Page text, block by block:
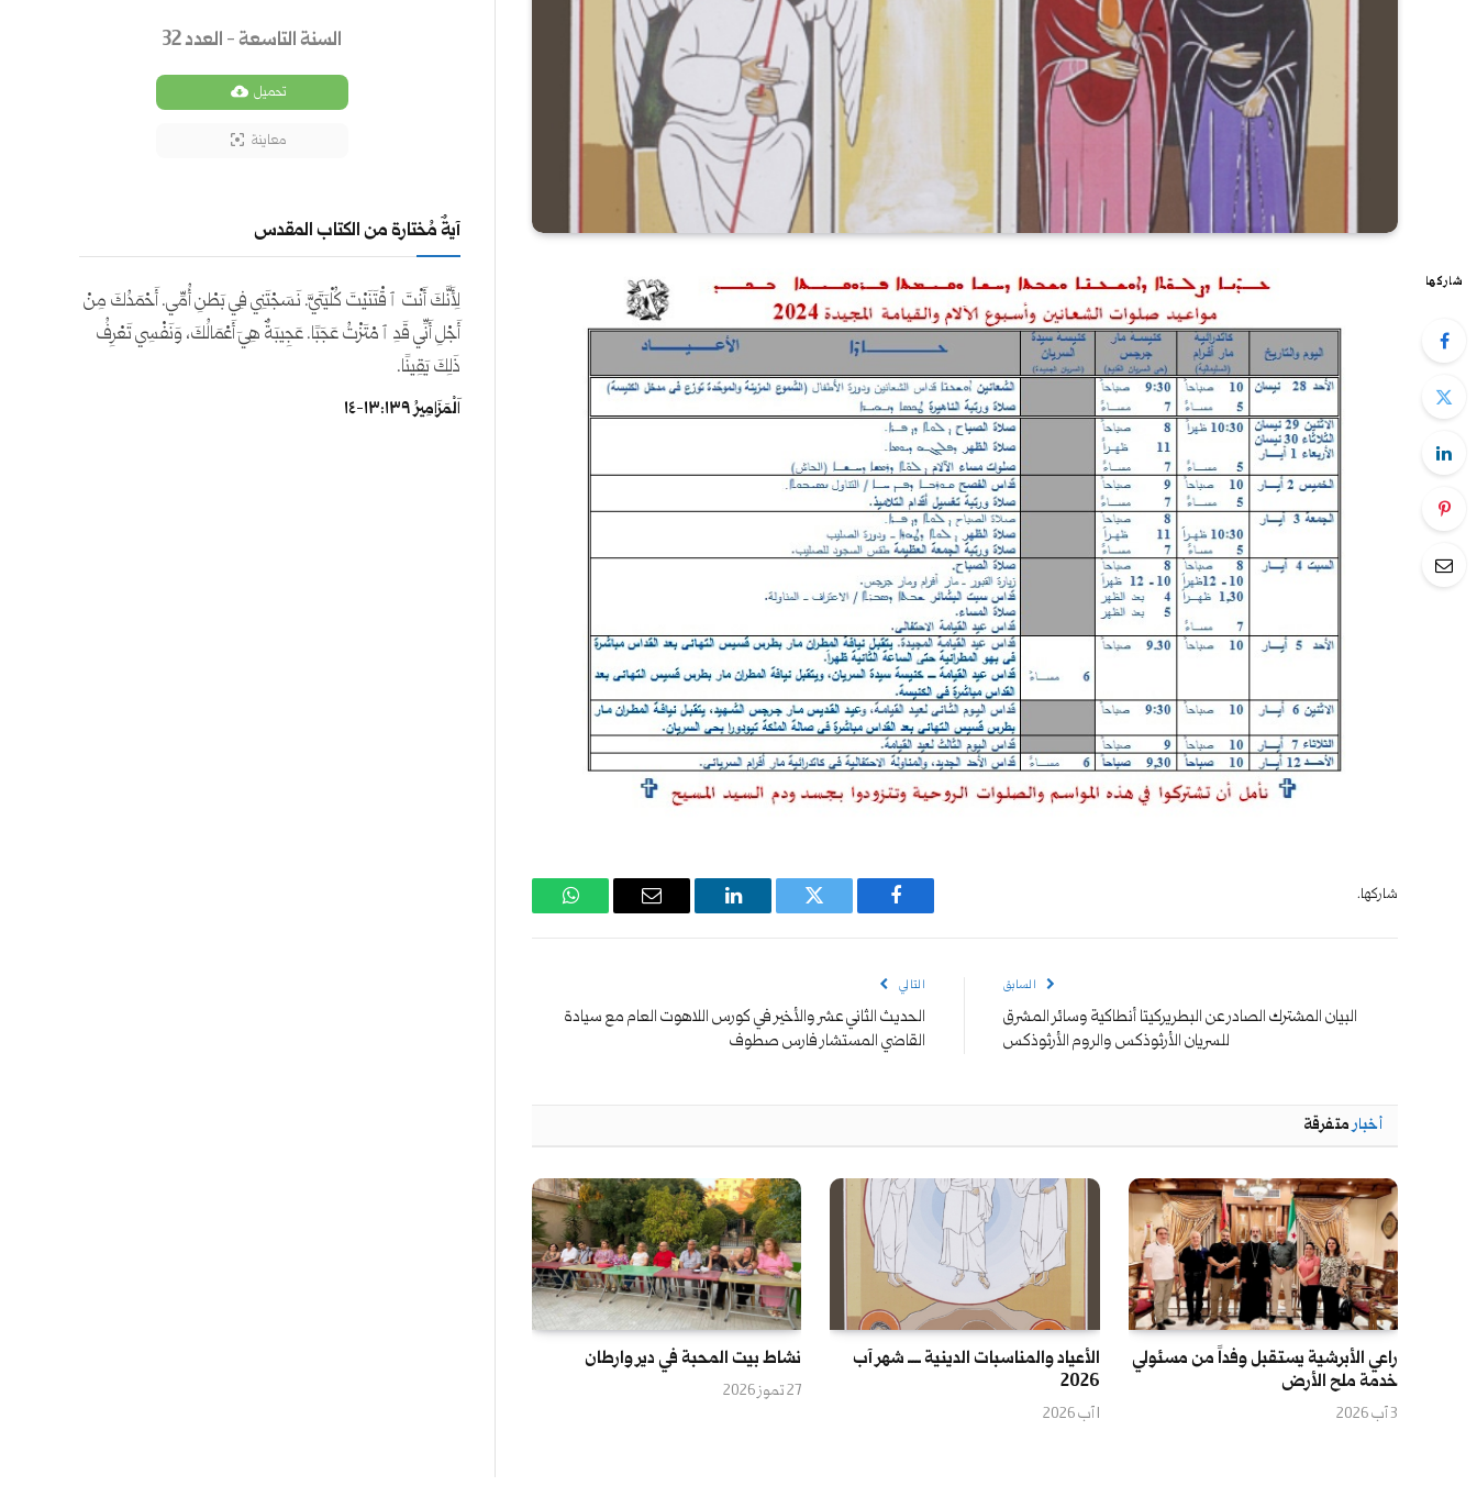
شاركها
شاركها.
فيسبوك
تويتر لينكدإن
البريد
واتساب
السابق
البيان المشترك الصادر عن البطريركيتا أنطاكية وسائر المشرق
للسريان الأرثوذكس والروم الأرثوذكس
التالي
الحديث الثاني عشر والأخير في كورس اللاهوت العام مع سيادة
القاضي المستشار فارس صطوف
أخبارمتفرقة
راعي الأبرشية يستقبل وفداً من مسئولي
خدمة ملح الأرض
3 آب 2026
الأعياد والمناسبات الدينية ــــ شهر آب
2026
1 آب 2026
نشاط بيت المحبة في دير وارطان
27 تموز 2026
السنة التاسعة - العدد 32
تحميل
معاينة
آيةٌ مُختارة من الكتاب المقدس
لِأَنَّكَ أَنْتَ ٱقْتَنَيْتَ كُلْيَتَيَّ. نَسَجْتَنِي فِي بَطْنِ أُمِّي. أَحْمَدُكَ مِنْ
أَجْلِ أَنِّي قَدِ ٱمْتَزْتُ عَجَبًا. عَجِيبَةٌ هِيَ أَعْمَالُكَ، وَنَفْسِي تَعْرِفُ
ذَلِكَ يَقِينًا.
اَلْمَزَامِيرُ ١٣٩:‏١٣-‏١٤